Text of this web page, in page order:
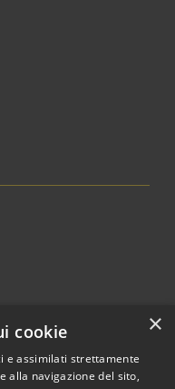
×
cookie
e assimilati strettamente
alla navigazione del sito,